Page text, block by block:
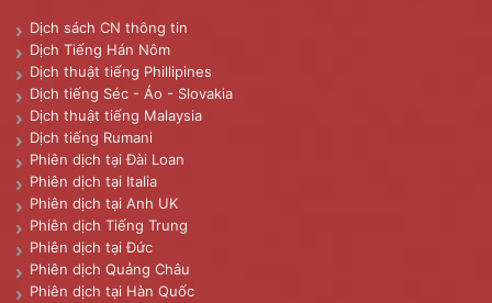
Dịch sách CN thông tin
Dịch Tiếng Hán Nôm
Dịch thuật tiếng Phillipines
Dịch tiếng Séc - Áo - Slovakia
Dịch thuật tiếng Malaysia
Dịch tiếng Rumani
Phiên dịch tại Đài Loan
Phiên dịch tại Italia
Phiên dịch tại Anh UK
Phiên dịch Tiếng Trung
Phiên dịch tại Đức
Phiên dịch Quảng Châu
Phiên dịch tại Hàn Quốc